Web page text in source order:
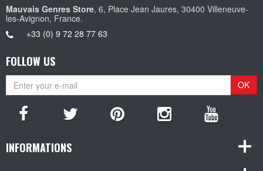
Mauvais Genres Store, 6, Place Jean Jaures, 30400 Villeneuve-
les-Avignon, France.
+33 (0) 9 72 28 77 63
FOLLOW US
OK
INFORMATIONS